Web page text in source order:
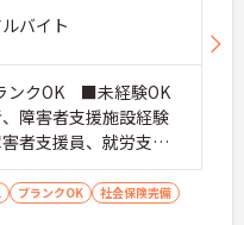
ため、無理
ます。
設備を備えて
す。ハード面
定・レシピ完
れています。
スタッフにと
ベーションを
バイト
クOK ■未経験OK
障害者支援施設経験
者支援員、就労支援
験歓迎
ブランクOK
社会保険完備